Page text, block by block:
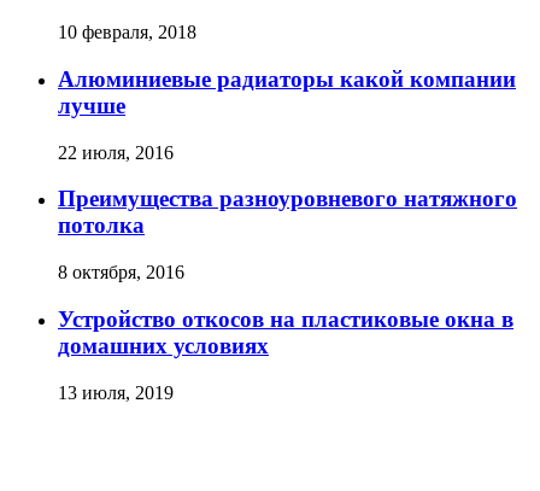
10 февраля, 2018
Алюминиевые радиаторы какой компании
лучше
22 июля, 2016
Преимущества разноуровневого натяжного
потолка
8 октября, 2016
Устройство откосов на пластиковые окна в
домашних условиях
13 июля, 2019